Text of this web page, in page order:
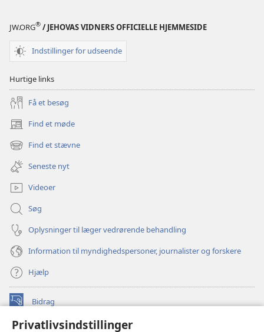
Privatlivsindstillinger
Gud?Gud?
JW.ORG® / JEHOVAS VIDNERS OFFICIELLE HJEMMESIDE
Indstillinger for udseende
Hurtige links
Få et besøg
Find et møde
(åbner
nyt
vindue)
Find et stævne
(åbner
nyt
vindue)
Seneste nyt
Videoer
Søg
Oplysninger til læger vedrørende behandling
Information til myndighedspersoner, journalister og forskere
Hjælp
Bidrag
(åbner
vindue)